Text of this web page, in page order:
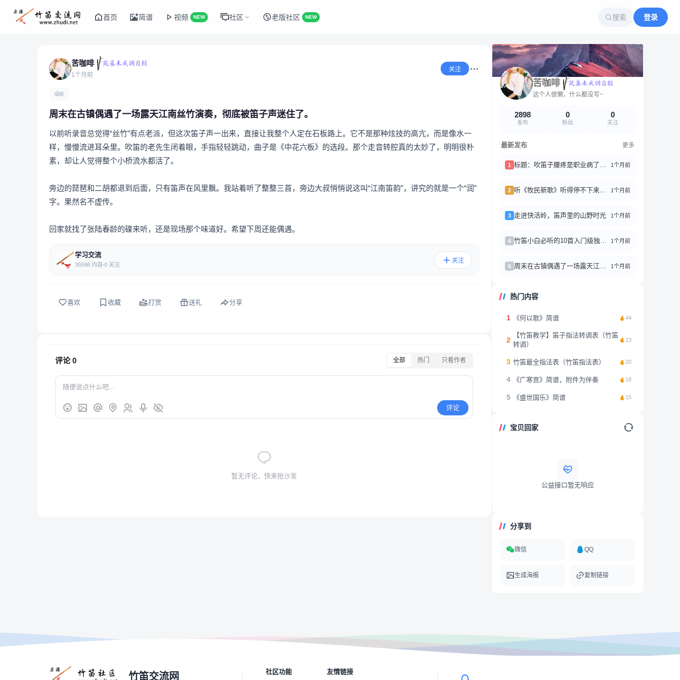
首页 简谱 视频 NEW 社区 老版社区 NEW 搜索 登录
苦咖啡
1个月前
关注
8
周末在古镇偶遇了一场露天江南丝竹演奏，彻底被笛子声迷住了。
以前听录音总觉得“丝竹”有点老派，但这次笛子声一出来，直接让我整个人定在石板路上。它不是那种炫技的高亢，而是像水一
样，慢慢流进耳朵里。吹笛的老先生闭着眼，手指轻轻跳动，曲子是《中花六板》的选段。那个走音转腔真的太妙了，明明很朴
素，却让人觉得整个小桥流水都活了。
旁边的琵琶和二胡都退到后面，只有笛声在风里飘。我站着听了整整三首，旁边大叔悄悄说这叫“江南笛韵”，讲究的就是一个“润”
字。果然名不虚传。
回家就找了张陆春龄的碟来听，还是现场那个味道好。希望下周还能偶遇。
学习交流
35598 内容 0 关注
关注
喜欢 收藏 打赏 送礼 分享
评论0 全部 热门 只看作者
评论
暂无评论，快来抢沙发
苦咖啡
这个人很懒，什么都没写~
2898
发布
0
粉丝
0
关注
最新发布 更多
1 标题：吹笛子腰疼是职业病了，来聊聊怎么破 1个月前
2 听《牧民新歌》听得停不下来，笛子真是治愈系神器啊 1个月前
3 走进快活岭，笛声里的山野时光 1个月前
4 竹笛小白必听的10首入门级独奏曲，听完秒变民乐控 1个月前
5 周末在古镇偶遇了一场露天江南丝竹演奏，彻底被笛子声迷住了。 1个月前
热门内容
1 《何以歌》简谱 44
2
【竹笛教学】笛子指法转调表（竹笛
转调）
23
3 竹笛最全指法表（竹笛指法表） 20
4 《广寒宫》简谱，附件为伴奏 18
5 《盛世国乐》简谱 15
宝贝回家
公益接口暂无响应
分享到
微信 QQ
生成海报 复制链接
竹笛交流网 社区功能 友情链接